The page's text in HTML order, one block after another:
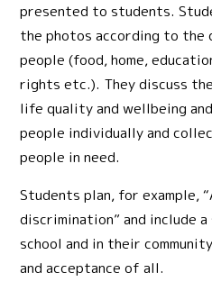
presented to students.
the photos according to
people (food, home,
rights etc.). They discuss
life quality and wellbeing
people individually and
people in need.
Students plan, for example,
discrimination” and include
school and in their
and acceptance of all.